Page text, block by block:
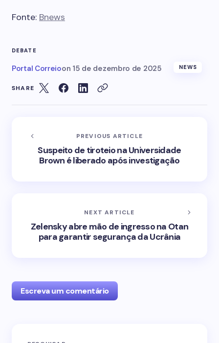
Fonte: Bnews
DEBATE
Portal Correioon 15 de dezembro de 2025 NEWS
SHARE
PREVIOUS ARTICLE
Suspeito de tiroteio na Universidade
Brown é liberado após investigação
NEXT ARTICLE
Zelensky abre mão de ingresso na Otan
para garantir segurança da Ucrânia
Escreva um comentário